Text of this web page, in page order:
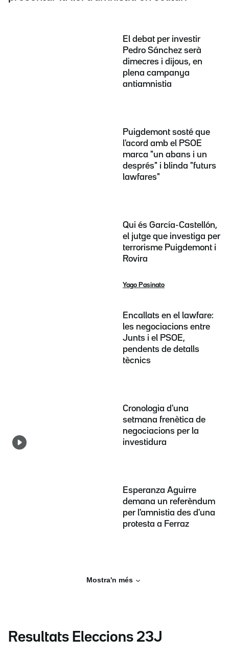
El debat per investir
Pedro Sánchez serà
dimecres i dijous, en
plena campanya
antiamnistia
Puigdemont sosté que
l'acord amb el PSOE
marca "un abans i un
després" i blinda "futurs
lawfares"
Qui és García-Castellón,
el jutge que investiga per
terrorisme Puigdemont i
Rovira
Yago Pasinato
Encallats en el lawfare:
les negociacions entre
Junts i el PSOE,
pendents de detalls
tècnics
Cronologia d'una
setmana frenètica de
negociacions per la
investidura
Esperanza Aguirre
demana un referèndum
per l'amnistia des d'una
protesta a Ferraz
Mostra'n més
Resultats Eleccions 23J